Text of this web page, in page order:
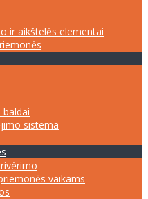
ir aikštelės elementai
sistema
vaikams